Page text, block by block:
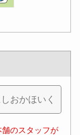
のスタッフが